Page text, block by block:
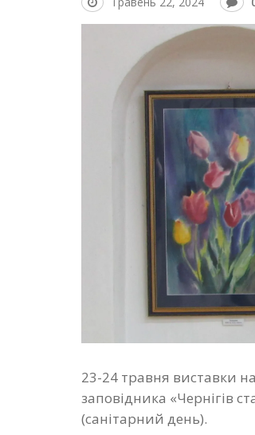
23-24 травня виставки
заповідника «Чернігів
(санітарний день).